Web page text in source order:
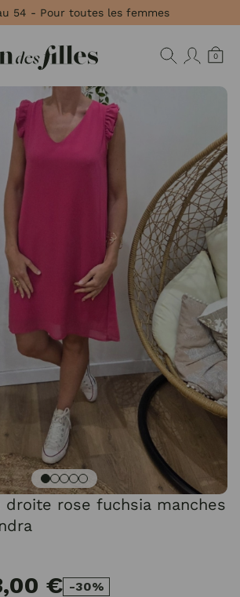
54 - Pour toutes les femmes
0
droite rose fuchsia manches
€ -30%
cookies